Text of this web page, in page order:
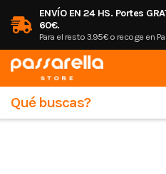
ENVÍO EN 24 HS. Portes
60€.
Para el resto 3.95€ o recoge en